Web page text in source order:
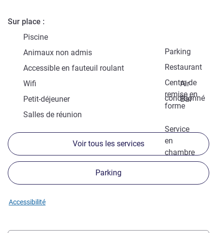
Sur place
Piscine
Parking
Animaux non admis
Restaurant
Accessible en fauteuil roulant
Centre de
remise en
forme
Wifi
Air
conditionné
Petit-déjeuner
Bar
Salles de réunion
Service
en
chambre
Voir tous les services
Parking
Accessibilité